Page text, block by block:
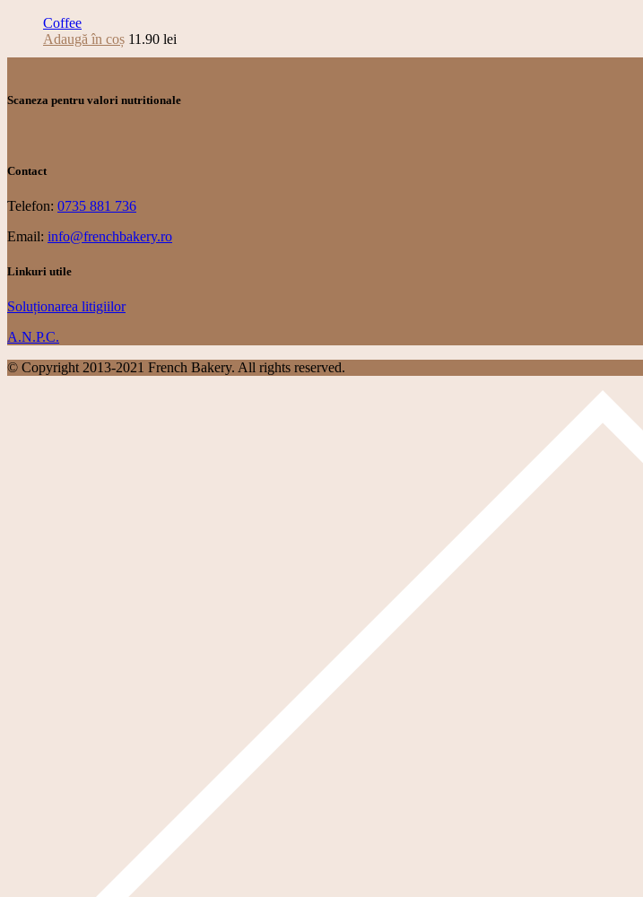
Coffee
Adaugă în coș 11.90 lei
Scaneza pentru valori nutritionale
Contact
Telefon: 0735 881 736
Email: info@frenchbakery.ro
Linkuri utile
Soluționarea litigiilor
A.N.P.C.
© Copyright 2013-2021 French Bakery. All rights reserved.